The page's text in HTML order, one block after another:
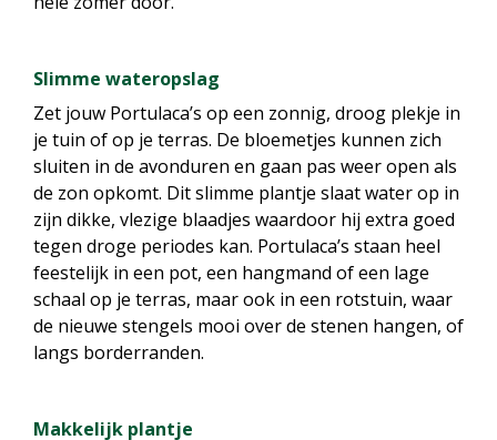
Slimme wateropslag
Zet jouw Portulaca’s op een zonnig, droog plekje in
je tuin of op je terras. De bloemetjes kunnen zich
sluiten in de avonduren en gaan pas weer open als
de zon opkomt. Dit slimme plantje slaat water op in
zijn dikke, vlezige blaadjes waardoor hij extra goed
tegen droge periodes kan. Portulaca’s staan heel
feestelijk in een pot, een hangmand of een lage
schaal op je terras, maar ook in een rotstuin, waar
de nieuwe stengels mooi over de stenen hangen, of
langs borderranden.
Makkelijk plantje